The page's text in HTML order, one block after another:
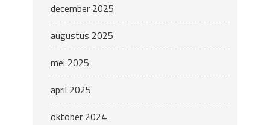
december 2025
augustus 2025
mei 2025
april 2025
oktober 2024